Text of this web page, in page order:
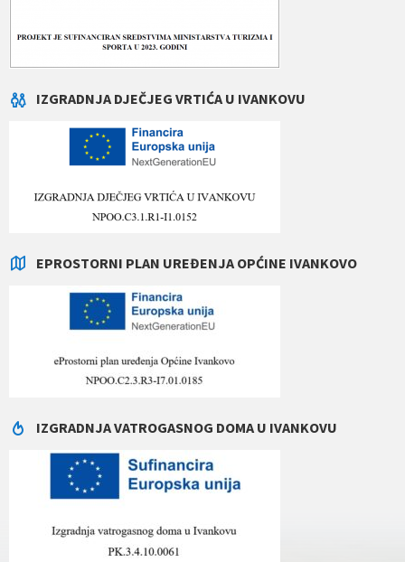
IZGRADNJA DJEČJEG VRTIĆA U IVANKOVU
EPROSTORNI PLAN UREĐENJA OPĆINE IVANKOVO
IZGRADNJA VATROGASNOG DOMA U IVANKOVU